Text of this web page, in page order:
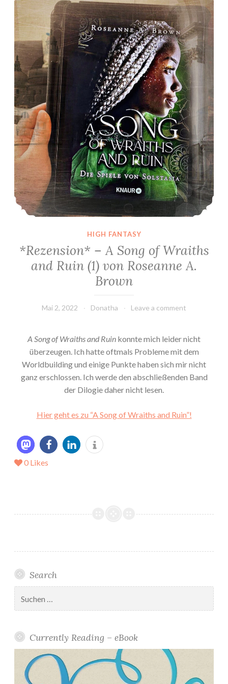
HIGH FANTASY
*Rezension* – A Song of Wraiths
and Ruin (1) von Roseanne A.
Brown
Mai 2, 2022 Donatha Leave a comment
A Song of Wraiths and Ruin konnte mich leider nicht
überzeugen. Ich hatte oftmals Probleme mit dem
Worldbuilding und einige Punkte haben sich mir nicht
ganz erschlossen. Ich werde den abschließenden Band
der Dilogie daher nicht lesen.
Hier geht es zu “A Song of Wraiths and Ruin”!
0 Likes
Search
nach:
Currently Reading – eBook